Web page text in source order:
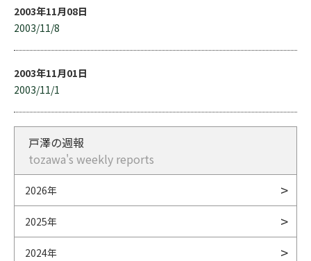
2003年11月08日
2003/11/8
2003年11月01日
2003/11/1
戸澤の週報
tozawa's weekly reports
2026年
2025年
2024年